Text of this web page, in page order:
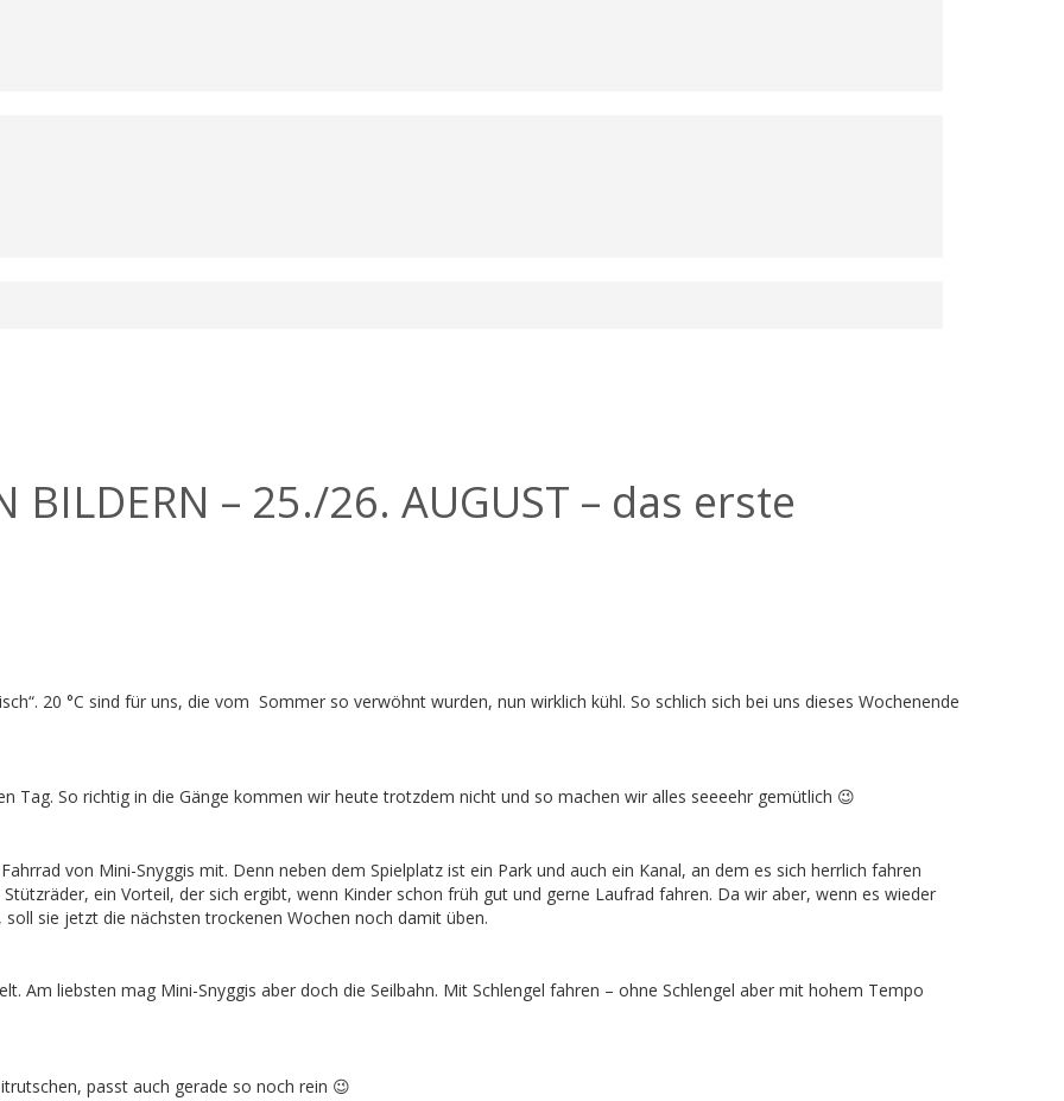
BILDERN – 25./26. AUGUST – das erste
20 °C sind für uns, die vom Sommer so verwöhnt wurden, nun wirklich kühl. So schlich sich bei uns dieses Wochenende
Tag. So richtig in die Gänge kommen wir heute trotzdem nicht und so machen wir alles seeeehr gemütlich 😉
von Mini-Snyggis mit. Denn neben dem Spielplatz ist ein Park und auch ein Kanal, an dem es sich herrlich fahren
ein Vorteil, der sich ergibt, wenn Kinder schon früh gut und gerne Laufrad fahren. Da wir aber, wenn es wieder
sie jetzt die nächsten trockenen Wochen noch damit üben.
Am liebsten mag Mini-Snyggis aber doch die Seilbahn. Mit Schlengel fahren – ohne Schlengel aber mit hohem Tempo
passt auch gerade so noch rein 😉